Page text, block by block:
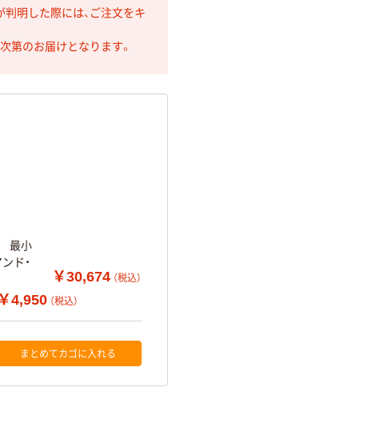
明した際には、ご注文をキ
第のお届けとなります。
最小
ド・
￥30,674 （税込）
￥4,950 （税込）
まとめてカゴに入れる